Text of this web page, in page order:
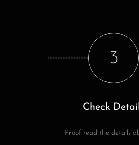
3
Check
Proof read the details